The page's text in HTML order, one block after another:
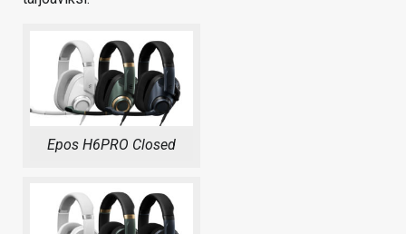
Epos H6PRO Closed